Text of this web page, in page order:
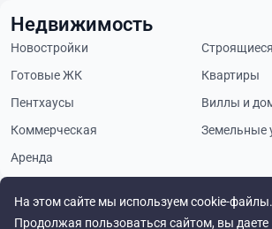
На этом сайте мы используем cookie-файлы.
Продолжая пользоваться сайтом, вы даете
Будьте в курсе
Недвижимость
Новостройки
Готовые ЖК
Квартиры
Пентхаусы
Виллы и
Коммерческая
Земельные
Аренда